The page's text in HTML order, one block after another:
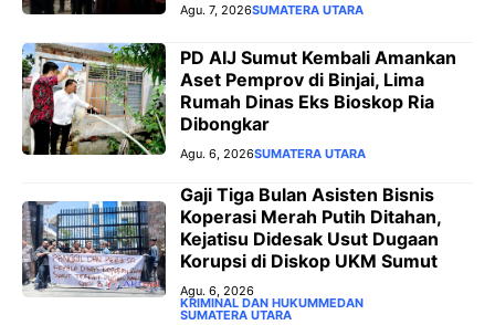
Agu. 7, 2026SUMATERA UTARA
PD AIJ Sumut Kembali Amankan
Aset Pemprov di Binjai, Lima
Rumah Dinas Eks Bioskop Ria
Dibongkar
Agu. 6, 2026SUMATERA UTARA
‎Gaji Tiga Bulan Asisten Bisnis
Koperasi Merah Putih Ditahan,
Kejatisu Didesak Usut Dugaan
Korupsi di Diskop UKM Sumut
Agu. 6, 2026
KRIMINAL DAN HUKUMMEDAN
SUMATERA UTARA